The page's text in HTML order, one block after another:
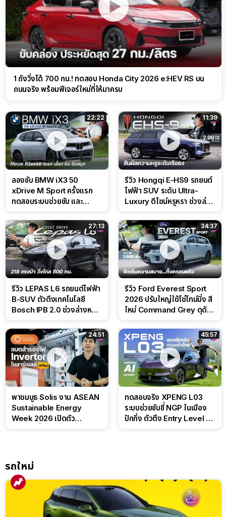
1 ถังวิ่งได้ 700 กม.! ทดสอบ Honda City 2026 e:HEV RS บน
ถนนจริง พร้อมฟีเจอร์ใหม่ที่ให้มาครบ
22:22
ลองขับ BMW iX3 50
xDrive M Sport ครั้งแรก
ทดสอบระบบช่วยขับ และ
สนาม
11:39
รีวิว Hongqi E-HS9 รถยนต์
ไฟฟ้า SUV ระดับ Ultra-
Luxury ดีไซน์หรูหรา ช่วงล่าง
27:13
รีวิว LEPAS L6 รถยนต์ไฟฟ้า
B-SUV ตัวตึงเทคโนโลยี
Bosch IPB 2.0 ช่วงล่างหนึบ
34:37
รีวิว Ford Everest Sport
2026 ปรับใหญ่ใช้โซ่ไทม์มิ่ง สี
ใหม่ Command Grey ดุดัน
24:51
พาชมบูธ Solis งาน ASEAN
Sustainable Energy
Week 2026 เปิดตัว
45:57
ทดสอบจริง XPENG L03
ระบบช่วยขับขี่ NGP ในเมือง
ปักกิ่ง ตัวตึง Entry Level ที่
รถใหม่